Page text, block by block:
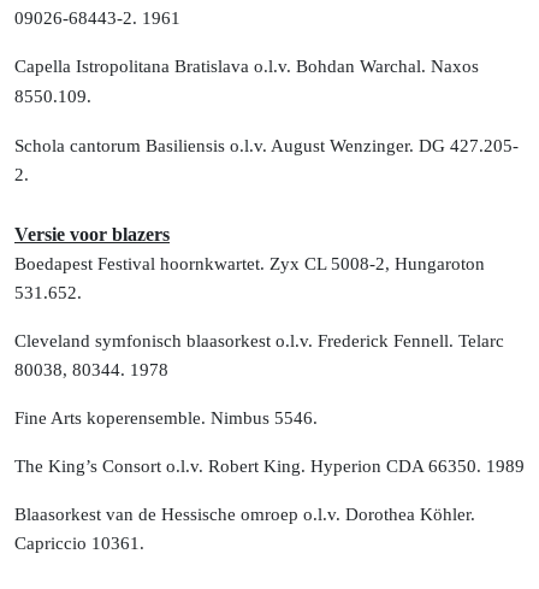
09026-68443-2. 1961
Capella Istropolitana Bratislava o.l.v. Bohdan Warchal. Naxos
8550.109.
Schola cantorum Basiliensis o.l.v. August Wenzinger. DG 427.205-
2.
Versie voor blazers
Boedapest Festival hoornkwartet. Zyx CL 5008-2, Hungaroton
531.652.
Cleveland symfonisch blaasorkest o.l.v. Frederick Fennell. Telarc
80038, 80344. 1978
Fine Arts koperensemble. Nimbus 5546.
The King’s Consort o.l.v. Robert King. Hyperion CDA 66350. 1989
Blaasorkest van de Hessische omroep o.l.v. Dorothea Köhler.
Capriccio 10361.